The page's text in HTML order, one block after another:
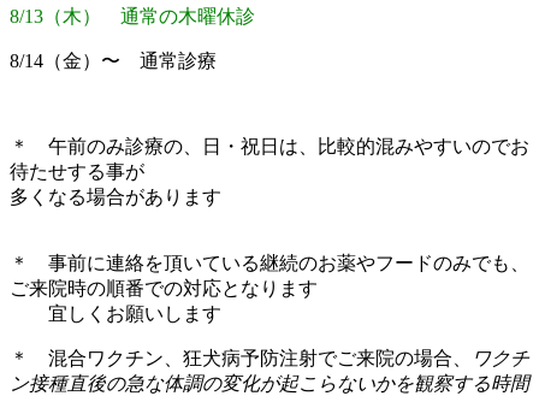
8/13（木） 通常の木曜休診
8/14（金）〜 通常診療
＊ 午前のみ診療の、日・祝日は、比較的混みやすいのでお
待たせする事が
多くなる場合があります
＊ 事前に連絡を頂いている継続のお薬やフードのみでも、
ご来院時の順番での対応となります
宜しくお願いします
＊ 混合ワクチン、狂犬病予防注射でご来院の場合、
ワクチ
ン接種直後の急な体調の変化が起こらないかを観察する時間